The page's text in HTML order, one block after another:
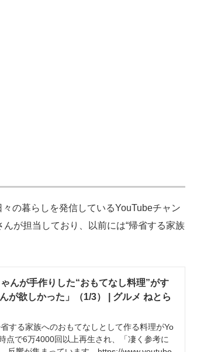
の暮らしを発信しているYouTubeチャン
んが担当しており、以前には“帰省する家族
んが手作りした“おもてなし料理”がす
が欲しかった」（1/3） | グルメ ねとら
する家族へのおもてなしとして作る料理がYo
点で6万4000回以上再生され、「凄く参考に